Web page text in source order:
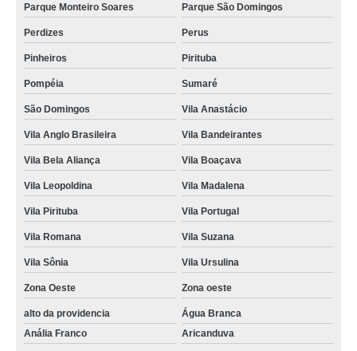
Parque Monteiro Soares Parque São Domingos
Perdizes Perus
Pinheiros Pirituba
Pompéia Sumaré
São Domingos Vila Anastácio
Vila Anglo Brasileira Vila Bandeirantes
Vila Bela Aliança Vila Boaçava
Vila Leopoldina Vila Madalena
Vila Pirituba Vila Portugal
Vila Romana Vila Suzana
Vila Sônia Vila Ursulina
Zona Oeste Zona oeste
alto da providencia
Água Branca
Anália Franco
Aricanduva